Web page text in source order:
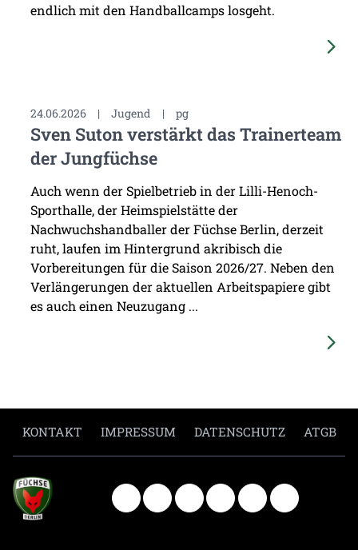
endlich mit den Handballcamps losgeht.
24.06.2026 | Jugend | pg
Sven Suton verstärkt das Trainerteam
der Jungfüchse
Auch wenn der Spielbetrieb in der Lilli-Henoch-
Sporthalle, der Heimspielstätte der
Nachwuchshandballer der Füchse Berlin, derzeit
ruht, laufen im Hintergrund akribisch die
Vorbereitungen für die Saison 2026/27. Neben den
Verlängerungen der aktuellen Arbeitspapiere gibt
es auch einen Neuzugang ...
KONTAKT IMPRESSUM DATENSCHUTZ ATGB